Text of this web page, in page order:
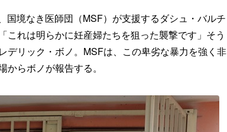
境なき医師団（MSF）が支援するダシュ・バルチ
れは明らかに妊産婦たちを狙った襲撃です」そう
デリック・ボノ。MSFは、この卑劣な暴力を強く非
からボノが報告する。